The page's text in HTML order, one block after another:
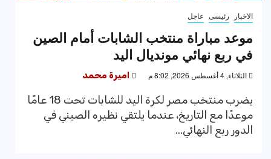
الاخبار رئيسى عاجل
موعد مباراة منتخب الشابات أمام الصين
في ربع نهائي مونديال اليد
الثلاثاء, 4 أغسطس 2026, 8:02 م اميرة محمد
يضرب منتخب مصر لكرة اليد للشابات تحت 18 عامًا
موعدًا مع التاريخ، عندما يلتقي نظيره الصيني في
الدور ربع النهائي...